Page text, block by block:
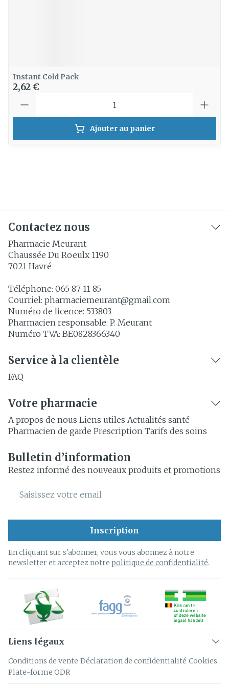
Instant Cold Pack
2,62 €
Ajouter au panier
Contactez nous
Pharmacie Meurant
Chaussée Du Roeulx 1190
7021 Havré
Téléphone: 065 87 11 85
Courriel: pharmaciemeurant@gmail.com
Numéro de licence: 533803
Pharmacien responsable: P. Meurant
Numéro TVA: BE0828366340
Service à la clientèle
FAQ
Votre pharmacie
A propos de nous Liens utiles Actualités santé
Pharmacien de garde Prescription Tarifs des soins
Bulletin d’information
Restez informé des nouveaux produits et promotions
Adresse mail
Inscription
En cliquant sur s'abonner, vous vous abonnez à notre
newsletter et acceptez notre politique de confidentialité.
Liens légaux
Conditions de vente Déclaration de confidentialité Cookies
Plate-forme ODR